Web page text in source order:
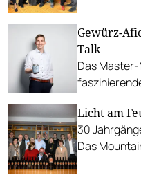
Gewürz-
Talk
Das Master-
Licht am
30
Das